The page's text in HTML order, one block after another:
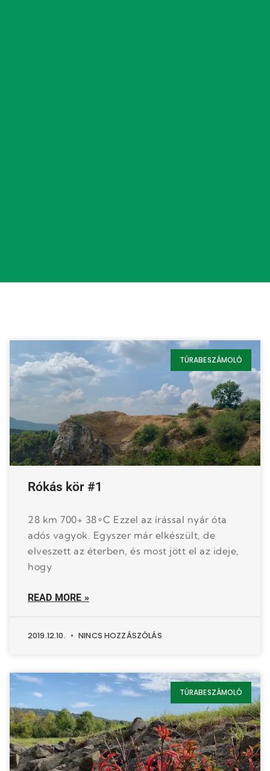
TÚRABESZÁMOLÓ
Rókás kör #1
28 km 700+ 38∘C Ezzel az írással nyár óta
adós vagyok. Egyszer már elkészült, de
elveszett az éterben, és most jött el az ideje,
hogy
READ MORE »
2019.12.10. NINCS HOZZÁSZÓLÁS
TÚRABESZÁMOLÓ